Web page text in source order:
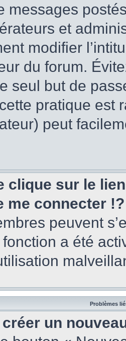
messages
et
modifier
du forum.
seul but de
pratique est
peut
clique sur le
me connecter !?
peuvent
a été
Problèmes
un